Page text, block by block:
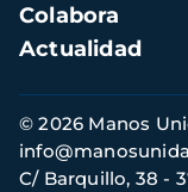
Colabora
Actualidad
Información
de
contacto
© 2026 Manos
C/ Barquillo, 38 -